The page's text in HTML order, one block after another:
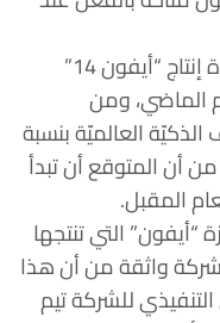
يُزعم أيضًا أن “أبل” ألغت خططاً لزيادة إنتاج “أيفون 14”
الماضي، ومن
العالميّة بنسبة
من أن المتوقع أن تبدأ
المقبل.
“أيفون” التي تنتجها
واثقة من أن هذا
للشركة تيم